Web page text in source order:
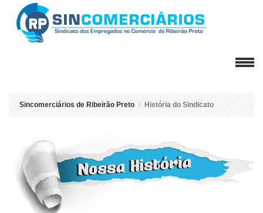
Sincomerciários de Ribeirão Preto História do Sindicato